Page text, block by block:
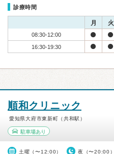
診療時間
月 火
08:30-12:00
16:30-19:30
順和クリニック
愛知県大府市東新町（共和駅）
駐車場あり
土曜（〜12:00） 夜（〜20:00）